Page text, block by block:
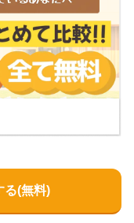
プで見る
ップで見る
る(無料)